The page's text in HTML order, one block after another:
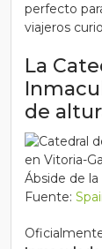
perfecto
viajeros
La
de
Ábside de
Fuente: